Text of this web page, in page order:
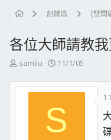
討論區 [發問
各位大師請教
主
發
samliu
開
日
11/1/05
S